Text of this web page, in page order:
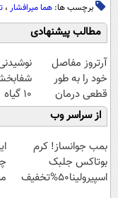
برچسب ها: هما میرافشار ،
مطالب پیشنهادی
آرتروز مفاصل
خود را به طور
قطعی درمان
کنید!
◗پرسش‌نامه◖
10 گیاه
امشب)
از سراسر وب
بمب جوانساز! کرم
بوتاکس جلبک
اسپیرولینا50%تخفیف